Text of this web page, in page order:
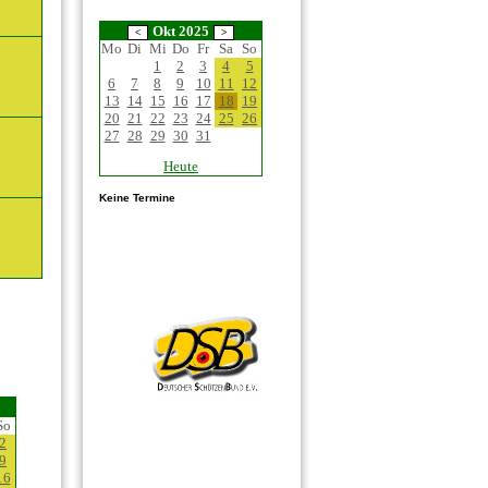
2
9
Okt 2025
Mo Di Mi Do Fr Sa
So
1
2 3 4
5
6
7 8 9 10 11
12
13 14 15 16 17 18 19
20 21 22 23 24 25 26
27 28 29 30 31
Heute
Keine Termine